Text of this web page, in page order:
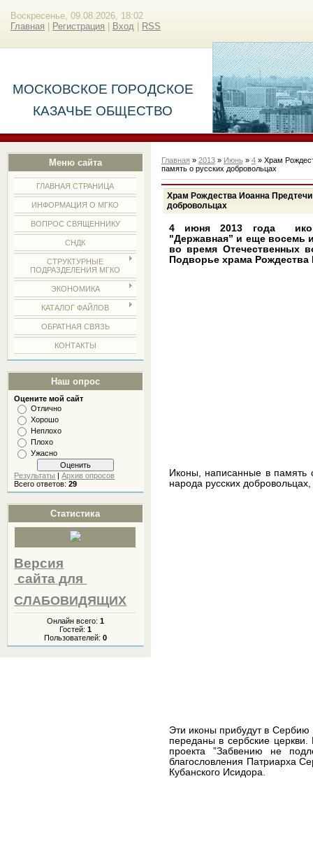
Воскресенье, 09.08.2026, 18:02
Главная
Регистрация Вход RSS
МОСКОВСКОЕ ГОРОДСКОЕ
КАЗАЧЬЕ ОБЩЕСТВО
Меню сайта
ГЛАВНАЯ СТРАНИЦА
ИНФОРМАЦИЯ О МГКО
ВОПРОС СВЯЩЕННИКУ
СНДК
СТРУКТУРНЫЕ
ПОДРАЗДЕЛЕНИЯ МГКО
ЭКОНОМИКА
КАТАЛОГ ФАЙЛОВ
ОБРАТНАЯ СВЯЗЬ
КОНТАКТЫ
Наш опрос
Оцените мой сайт
Отлично
Хорошо
Неплохо
Плохо
Ужасно
Результаты |Архив опросов
Всего ответов:29
Статистика
Версия
сайта для
СЛАБОВИДЯЩИХ
Онлайн всего: 1
Гостей: 1
Пользователей: 0
Главная » 2013 » Июнь » 4» Храм
память о русских добровольцах
Храм Рождества Иоанна Предтечи
добровольцах
4 июня 2013 года
"Державная” и еще восемь
во время Отечественных
Подворье храма Рождества
Иконы, написанные в память
народа русских
Эти иконы прибудут в Сербию
переданы в сербские
проекта ”Забвению не
благословления Патриарха
Кубанского Исидора.